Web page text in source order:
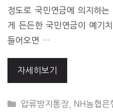
정도로 국민연금에 의지하
게 든든한 국민연금이 예기
들어오면 …
자세히보기
CATEGORIES
압류방지통장 NH농협은